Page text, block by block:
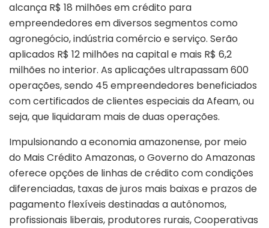
alcança R$ 18 milhões em crédito para
empreendedores em diversos segmentos como
agronegócio, indústria comércio e serviço. Serão
aplicados R$ 12 milhões na capital e mais R$ 6,2
milhões no interior. As aplicações ultrapassam 600
operações, sendo 45 empreendedores beneficiados
com certificados de clientes especiais da Afeam, ou
seja, que liquidaram mais de duas operações.
Impulsionando a economia amazonense, por meio
do Mais Crédito Amazonas, o Governo do Amazonas
oferece opções de linhas de crédito com condições
diferenciadas, taxas de juros mais baixas e prazos de
pagamento flexíveis destinadas a autônomos,
profissionais liberais, produtores rurais, Cooperativas